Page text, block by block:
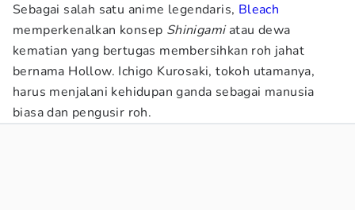
Sebagai salah satu anime legendaris, Bleach
memperkenalkan konsep Shinigamiatau dewa
kematian yang bertugas membersihkan roh jahat
bernama Hollow. Ichigo Kurosaki, tokoh utamanya,
harus menjalani kehidupan ganda sebagai manusia
biasa dan pengusir roh.